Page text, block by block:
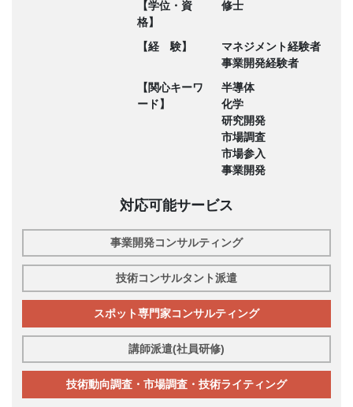
【学位・資
格】
修士
【経 験】
マネジメント経験者
事業開発経験者
【関心キーワ
ード】
半導体
化学
研究開発
市場調査
市場参入
事業開発
対応可能サービス
事業開発コンサルティング
技術コンサルタント派遣
スポット専門家コンサルティング
講師派遣(社員研修)
技術動向調査・市場調査・技術ライティング